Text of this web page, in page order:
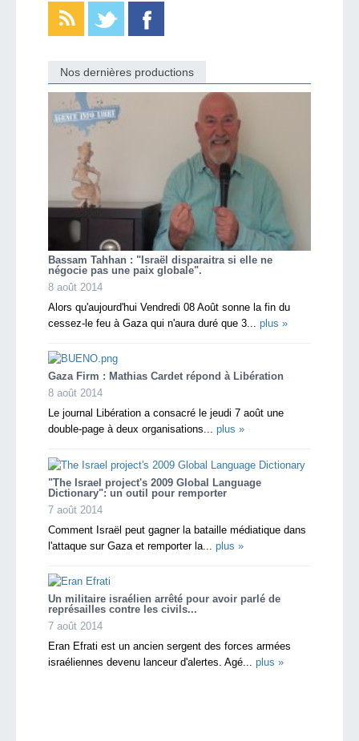
Nos dernières productions
Bassam Tahhan : "Israël disparaitra si elle ne
négocie pas une paix globale".
8 août 2014
Alors qu'aujourd'hui Vendredi 08 Août sonne la fin du
cessez-le feu à Gaza qui n'aura duré que 3... plus »
Gaza Firm : Mathias Cardet répond à Libération
8 août 2014
Le journal Libération a consacré le jeudi 7 août une
double-page à deux organisations... plus »
"The Israel project's 2009 Global Language
Dictionary": un outil pour remporter
7 août 2014
Comment Israël peut gagner la bataille médiatique dans
l'attaque sur Gaza et remporter la... plus »
Un militaire israélien arrêté pour avoir parlé de
représailles contre les civils...
7 août 2014
Eran Efrati est un ancien sergent des forces armées
israéliennes devenu lanceur d'alertes. Agé... plus »